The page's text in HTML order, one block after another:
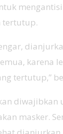
tertutup.
karena
tertutup,”
diwajibkan
masker.